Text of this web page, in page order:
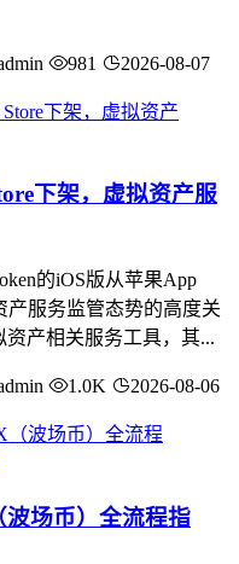
981 2026-08-07
下架，虚拟资产服
的iOS版从苹果App
产服务监管态势的高度关
产相关服务工具，其...
1.0K 2026-08-06
场币）全流程指